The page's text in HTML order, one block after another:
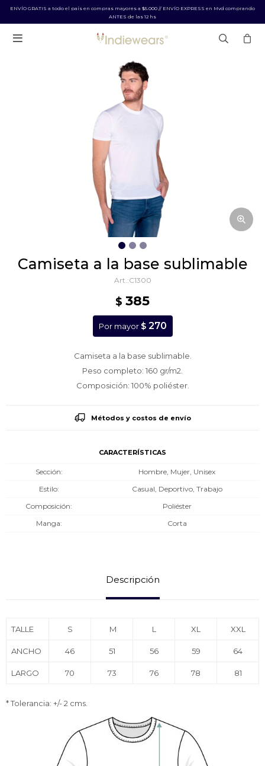
ENVÍO GRATIS a todo el país en compras mayores a $5.000 // ENVÍO EXPRESS en Mvd comprando
ANTES de las 12 hs

camiseta a la base sublimable
C1300
$ 385
Por mayor $ 270
Camiseta a la base sublimable.
Peso completo: 160 gr/m2.
Composición: 100% poliéster.
Métodos y costos de envío
CARACTERÍSTICAS
Sección
Hombre, Mujer, Unisex
Estilo
Casual, Deportivo, Trabajo
Composición
Poliéster
Manga
Corta
Descripción
TALLE S M L XL XXL
ANCHO 46 51 56 59 64
LARGO 70 73 76 78 81
* Tolerancia: +/- 2 cms.